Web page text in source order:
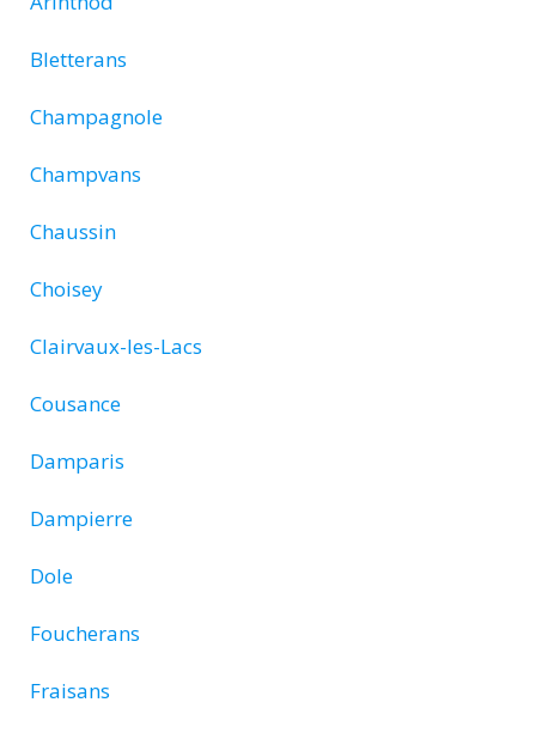
Bletterans
Champagnole
Champvans
Chaussin
Choisey
Clairvaux-les-Lacs
Cousance
Damparis
Dampierre
Dole
Foucherans
Fraisans